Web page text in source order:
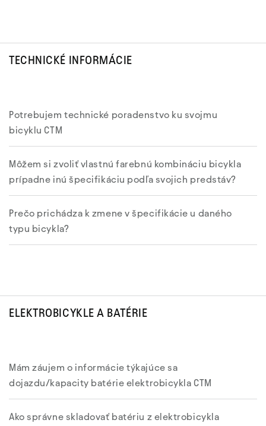
TECHNICKÉ INFORMÁCIE
Potrebujem technické poradenstvo ku svojmu
bicyklu CTM
Môžem si zvoliť vlastnú farebnú kombináciu bicykla
prípadne inú špecifikáciu podľa svojich predstáv?
Prečo prichádza k zmene v špecifikácie u daného
typu bicykla?
ELEKTROBICYKLE A BATÉRIE
Mám záujem o informácie týkajúce sa
dojazdu/kapacity batérie elektrobicykla CTM
Ako správne skladovať batériu z elektrobicykla